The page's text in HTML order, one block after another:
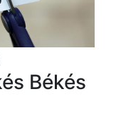
Békés